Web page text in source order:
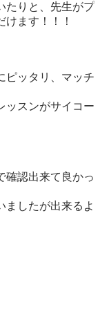
たりと、先生がプ
ます！！！
ピッタリ、マッチ
ッスンがサイコー
確認出来て良かっ
ましたが出来るよ